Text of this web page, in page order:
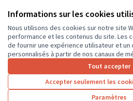
Informations sur les cookies
Nous utilisons des cookies sur notre site
performance et les contenus du site. Les
de fournir une expérience utilisateur et un
personnalisés à partir de nos canaux de
Tout accepter
Accepter seulement les
Paramètres
obtenir une subvention afin de
Résultats par page :
3 … 7